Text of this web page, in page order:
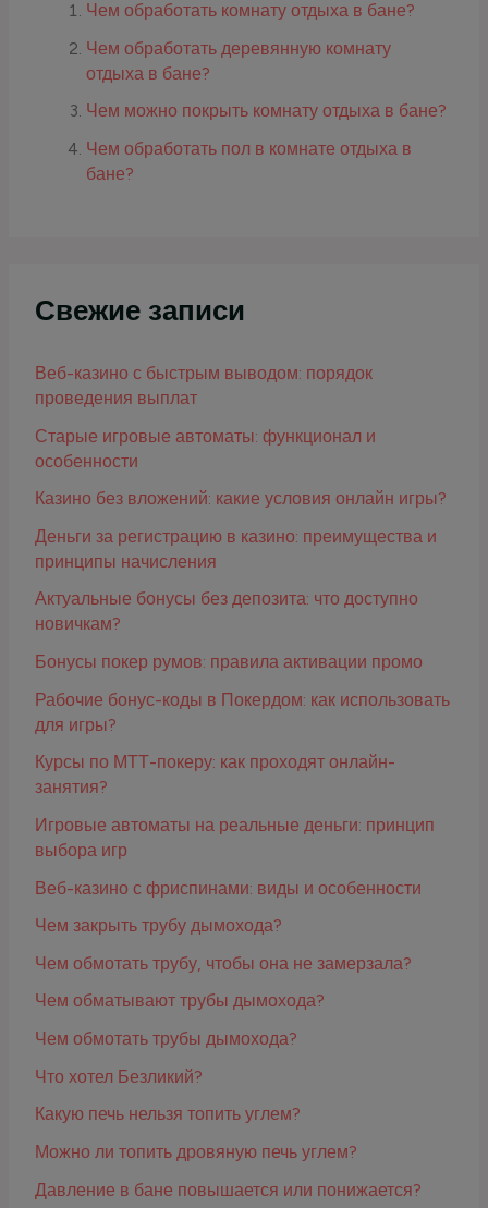
Чем обработать комнату отдыха в бане?
Чем обработать деревянную комнату
отдыха в бане?
Чем можно покрыть комнату отдыха в бане?
Чем обработать пол в комнате отдыха в
бане?
Свежие записи
Веб-казино с быстрым выводом: порядок
проведения выплат
Старые игровые автоматы: функционал и
особенности
Казино без вложений: какие условия онлайн игры?
Деньги за регистрацию в казино: преимущества и
принципы начисления
Актуальные бонусы без депозита: что доступно
новичкам?
Бонусы покер румов: правила активации промо
Рабочие бонус-коды в Покердом: как использовать
для игры?
Курсы по МТТ-покеру: как проходят онлайн-
занятия?
Игровые автоматы на реальные деньги: принцип
выбора игр
Веб-казино с фриспинами: виды и особенности
Чем закрыть трубу дымохода?
Чем обмотать трубу, чтобы она не замерзала?
Чем обматывают трубы дымохода?
Чем обмотать трубы дымохода?
Что хотел Безликий?
Какую печь нельзя топить углем?
Можно ли топить дровяную печь углем?
Давление в бане повышается или понижается?